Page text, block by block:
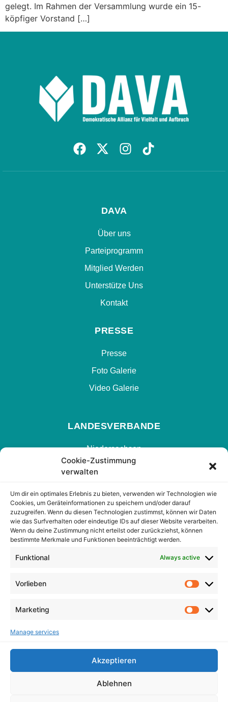
Cookie-Zustimmung
verwalten
Um dir ein optimales Erlebnis zu bieten, verwenden wir Technologien wie
Cookies, um Geräteinformationen zu speichern und/oder darauf
zuzugreifen. Wenn du diesen Technologien zustimmst, können wir Daten
wie das Surfverhalten oder eindeutige IDs auf dieser Website verarbeiten.
Wenn du deine Zustimmung nicht erteilst oder zurückziehst, können
bestimmte Merkmale und Funktionen beeinträchtigt werden.
Funktional Always active
Vorlieben
Marketing
Manage services
Akzeptieren
Ablehnen
gelegt. Im Rahmen der Versammlung wurde ein 15-
köpfiger Vorstand […]
DAVA
Über uns
Parteiprogramm
Mitglied Werden
Unterstütze Uns
Kontakt
PRESSE
Presse
Foto Galerie
Video Galerie
LANDESVERBANDE
Niedersachsen
Hamburg
Hessen
Berlin
FOLGEN SIE UNS
Datenschutz Cookie Richtlinien (EU)